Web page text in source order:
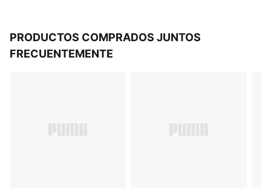
PRODUCTOS COMPRADOS JUNTOS
FRECUENTEMENTE